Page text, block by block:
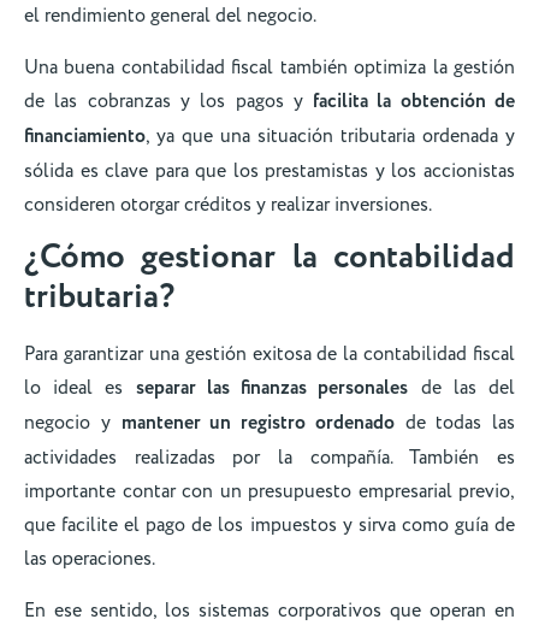
el rendimiento general del negocio.
Una buena contabilidad fiscal también optimiza la gestión
de las cobranzas y los pagos y facilita la obtención de
financiamiento, ya que una situación tributaria ordenada y
sólida es clave para que los prestamistas y los accionistas
consideren otorgar créditos y realizar inversiones.
¿Cómo gestionar la contabilidad
tributaria?
Para garantizar una gestión exitosa de la contabilidad fiscal
lo ideal es separar las finanzas personales de las del
negocio y mantener un registro ordenadode todas las
actividades realizadas por la compañía. También es
importante contar con un presupuesto empresarial previo,
que facilite el pago de los impuestos y sirva como guía de
las operaciones.
En ese sentido, los sistemas corporativos que operan en